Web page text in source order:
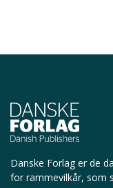
Danske Forlag er de
for rammevilkår, som